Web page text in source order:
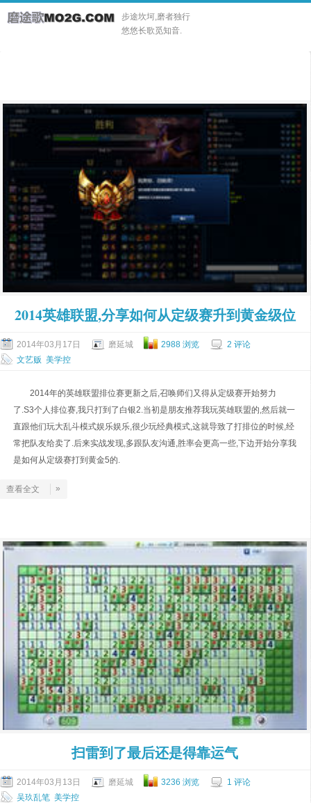
步途坎坷,磨者独行
悠悠长歌觅知音.
2014英雄联盟,分享如何从定级赛升到黄金级位
2014年03月17日 磨延城 2988 浏览
2 评论
文艺贩 美学控
2014年的英雄联盟排位赛更新之后,召唤师们又得从定级赛开始努力
了.S3个人排位赛,我只打到了白银2.当初是朋友推荐我玩英雄联盟的,然后就一
直跟他们玩大乱斗模式娱乐娱乐,很少玩经典模式,这就导致了打排位的时候,经
常把队友给卖了.后来实战发现,多跟队友沟通,胜率会更高一些,下边开始分享我
是如何从定级赛打到黄金5的.
查看全文 »
扫雷到了最后还是得靠运气
2014年03月13日 磨延城 3236 浏览
1 评论
吴玖乱笔 美学控